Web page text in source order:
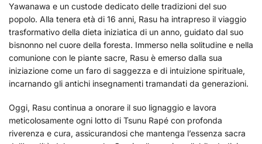
Yawanawa e un custode dedicato delle tradizioni del suo
popolo. Alla tenera età di 16 anni, Rasu ha intrapreso il viaggio
trasformativo della dieta iniziatica di un anno, guidato dal suo
bisnonno nel cuore della foresta. Immerso nella solitudine e nella
comunione con le piante sacre, Rasu è emerso dalla sua
iniziazione come un faro di saggezza e di intuizione spirituale,
incarnando gli antichi insegnamenti tramandati da generazioni.
Oggi, Rasu continua a onorare il suo lignaggio e lavora
meticolosamente ogni lotto di Tsunu Rapé con profonda
riverenza e cura, assicurandosi che mantenga l’essenza sacra